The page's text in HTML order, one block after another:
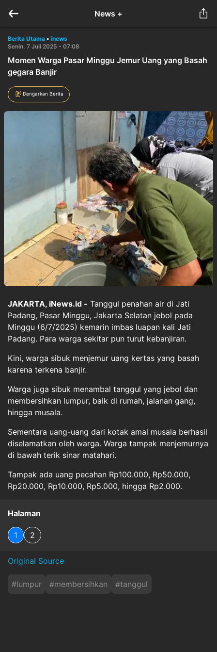
News +
Berita Utama • inews
Senin, 7 Juli 2025 - 07:08
Momen Warga Pasar Minggu Jemur Uang yang Basah
gegara Banjir
Dengarkan Berita
JAKARTA, iNews.id - Tanggul penahan air di Jati
Padang, Pasar Minggu, Jakarta Selatan jebol pada
Minggu (6/7/2025) kemarin imbas luapan kali Jati
Padang. Para warga sekitar pun turut kebanjiran.
Kini, warga sibuk menjemur uang kertas yang basah
karena terkena banjir.
Warga juga sibuk menambal tanggul yang jebol dan
membersihkan lumpur, baik di rumah, jalanan gang,
hingga musala.
Sementara uang-uang dari kotak amal musala berhasil
diselamatkan oleh warga. Warga tampak menjemurnya
di bawah terik sinar matahari.
Tampak ada uang pecahan Rp100.000, Rp50.000,
Rp20.000, Rp10.000, Rp5.000, hingga Rp2.000.
Halaman
1 2
Original Source
#lumpur #membersihkan #tanggul